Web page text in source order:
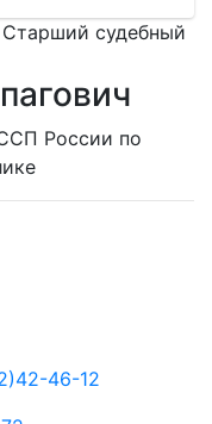
Старший судебный
России по
46-12